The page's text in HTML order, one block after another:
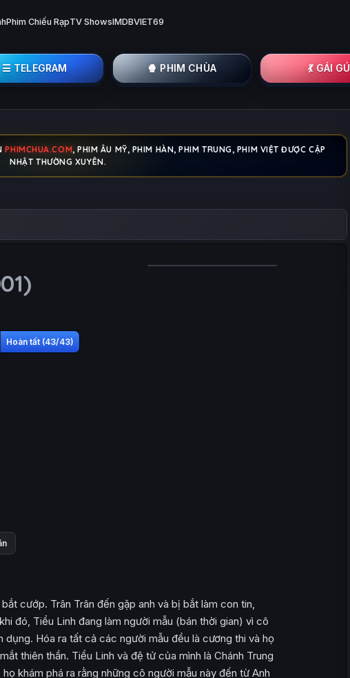
Phim Chiếu RạpTV ShowsIMDBVIET69
☰ TELEGRAM 🍿 PHIM CHÙA 💃 GÁI GÚ
PHIMCHUA.COM, PHIM ÂU MỸ, PHIM HÀN, PHIM TRUNG, PHIM VIỆT ĐƯỢC CẬP
NHẬT THƯỜNG XUYÊN.
Hoàn tất (43/43)
cướp. Trân Trân đến gặp anh và bị bắt làm con tin,
đó, Tiểu Linh đang làm người mẫu (bán thời gian) vì cô
Hóa ra tất cả các người mẫu đều là cương thi và họ
thiên thần. Tiểu Linh và đệ tử của mình là Chánh Trung
khám phá ra rằng những cô người mẫu này đến từ Anh